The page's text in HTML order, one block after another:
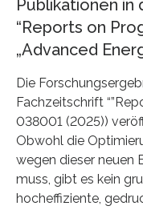
Publikationen in
“Reports on
„Advanced
Die
Fachzeitschrift
038001 (2025))
Obwohl die
wegen dieser neuen
muss, gibt es kein
hocheffiziente,